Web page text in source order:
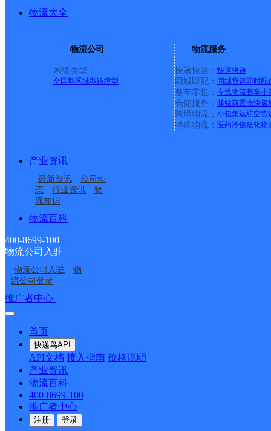
物流大全
物流公司
网络类型：
全国型 区域型跨境型
物流服务
快递快运： 快运快递
同城即配： 同城货运即时配
整车零担： 专线物流整车小
仓储服务： 驿站前置仓快递
跨境物流： 小包集运航空货
特殊物流： 医药冷链危化物
产业资讯
最新资讯
公司动
态
行业资讯
物
流知识
物流百科
400-8699-100
物流公司入驻
物流公司入驻
物
流公司登录
推广者中心
首页
快递鸟API
API文档 接入指南 价格说明
产业资讯
物流百科
400-8699-100
推广者中心
注册 登录
鹤岗向阳区胜利街营业
部
振兴邮政支局
南义邮政支局
向阳邮政支局
鹤岗市工农区兴汇路营
业点
鹤岗市澎渤光明街网点
接口API
API接口 DEMO下载
关于我们
公司介绍 企业动态
合作伙伴 快递鸟接口服务协议
户隐私政策